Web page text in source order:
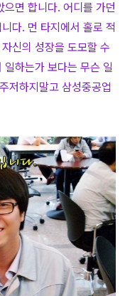
면 합니다. 어디를 가던
다. 먼 타지에서 홀로 적
신의 성장을 도모할 수
하는가 보다는 무슨 일
저하지말고 삼성중공업